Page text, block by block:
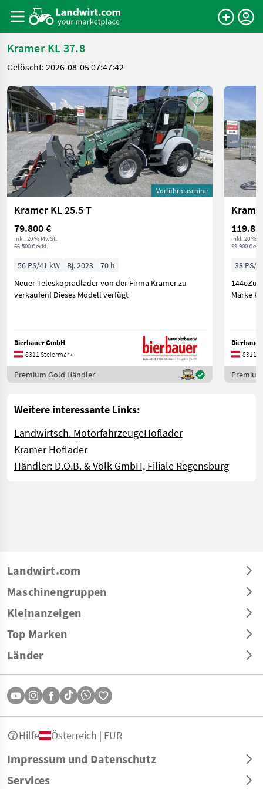
Kramer KL 37.8
Gelöscht: 2026-08-05 07:47:42
Vorführmaschine
Kramer KL 25.5 T
79.800 €
inkl. 20 % MwSt.
66.500 € exkl.
56 PS/41 kW Bj. 2023
70 h
Neuer Teleskopradlader von der Firma Kramer zu
verkaufen! Dieses Modell verfügt
Bierbauer GmbH
8311 Steiermark
Premium Gold Händler
inkl. 20 %
99.900 €
38 PS/
Marke
Bierbauer
8311
Weitere interessante Links:
Landwirtsch. MotorfahrzeugeHoflader
Kramer Hoflader
Händler: D.O.B. & Völk GmbH, Filiale Regensburg
Landwirt.com
Maschinengruppen
Kleinanzeigen
Top Marken
Länder
Impressum und Datenschutz
Services
Hilfe Österreich | EUR